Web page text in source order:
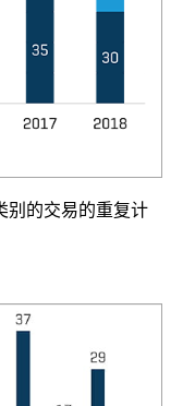
别的交易的重复计